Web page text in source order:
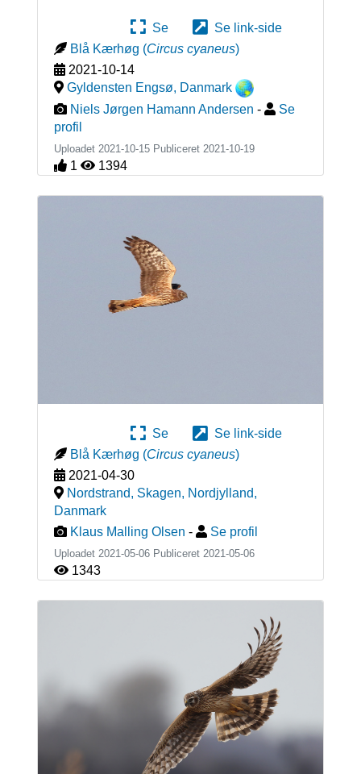
Se
Se link-side
Blå Kærhøg (Circus cyaneus)
2021-10-14
Gyldensten Engsø, Danmark
Niels Jørgen Hamann Andersen -
Se
profil
Uploadet 2021-10-15 Publiceret 2021-10-19
1 1394
Se
Se link-side
Blå Kærhøg (Circus cyaneus)
2021-04-30
Nordstrand, Skagen, Nordjylland,
Danmark
Klaus Malling Olsen - Se profil
Uploadet 2021-05-06 Publiceret 2021-05-06
1343